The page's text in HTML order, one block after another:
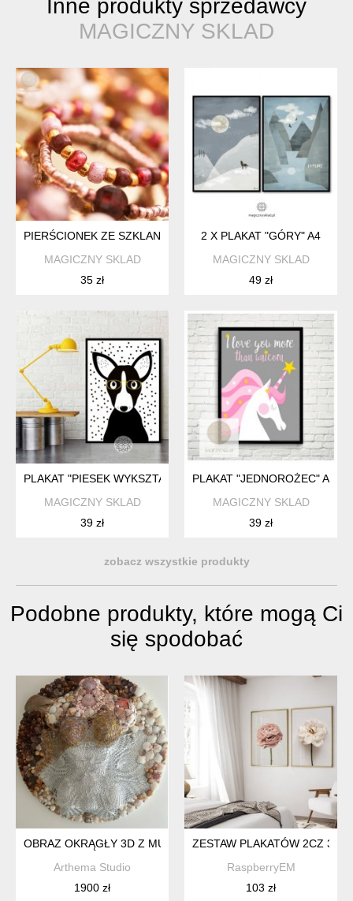
Inne produkty sprzedawcy
MAGICZNY SKLAD
PIERŚCIONEK ZE SZKLANYCH KORALIKÓW.
MAGICZNY SKLAD
35 zł
2 X PLAKAT "GÓRY" A4
MAGICZNY SKLAD
49 zł
PLAKAT "PIESEK WYKSZTAŁCIUSZEK" A3
MAGICZNY SKLAD
39 zł
PLAKAT "JEDNOROŻEC" A3
MAGICZNY SKLAD
39 zł
zobacz wszystkie produkty
Podobne produkty, które mogą Ci
się spodobać
OBRAZ OKRĄGŁY 3D Z MUSZLAMI Z RÓŻOWYM
Arthema Studio
1900 zł
ZESTAW PLAKATÓW 2CZ
RaspberryEM
103 zł